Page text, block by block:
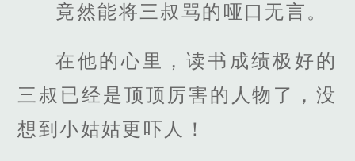
竟然能将三叔骂的哑口无言。
在他的心里，读书成绩极好的
三叔已经是顶顶厉害的人物了，没
想到小姑姑更吓人！